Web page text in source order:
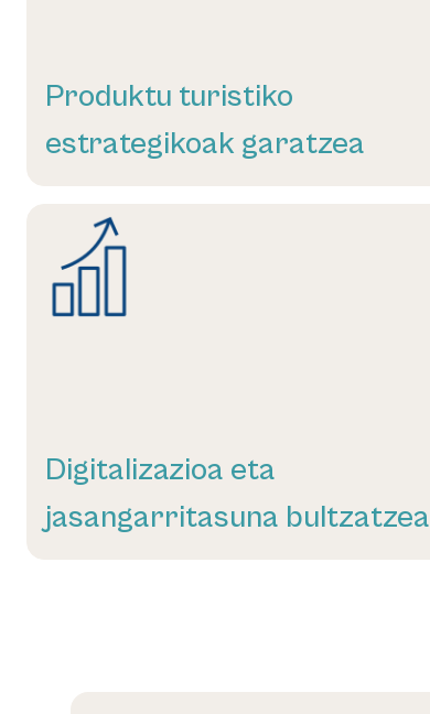
Produktu turistiko
estrategikoak garatzea
Gehiago irakurri
Digitalizazioa eta
jasangarritasuna bultzatzea